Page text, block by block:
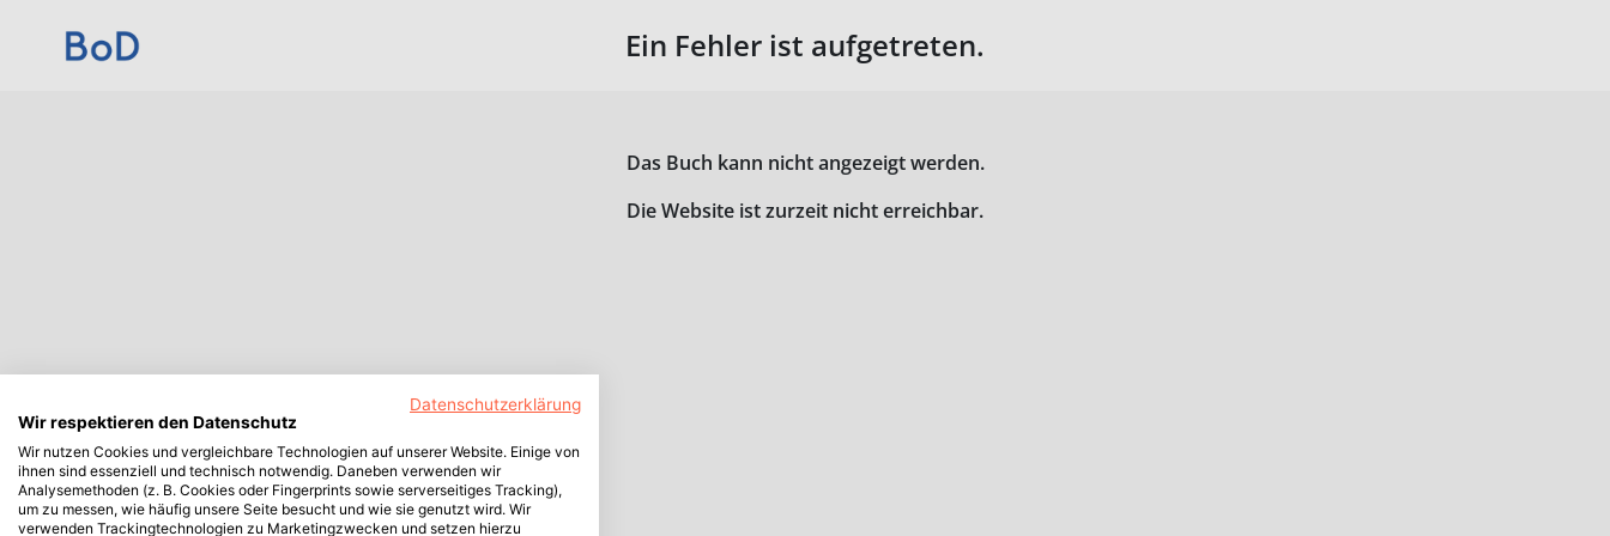
Ein Fehler ist aufgetreten.
Das Buch kann nicht angezeigt werden.
Die Website ist zurzeit nicht erreichbar.
Datenschutzerklärung
Wir respektieren den Datenschutz
Wir nutzen Cookies und vergleichbare Technologien auf unserer Website. Einige von
ihnen sind essenziell und technisch notwendig. Daneben verwenden wir
Analysemethoden (z. B. Cookies oder Fingerprints sowie serverseitiges Tracking),
um zu messen, wie häufig unsere Seite besucht und wie sie genutzt wird. Wir
verwenden Trackingtechnologien zu Marketingzwecken und setzen hierzu